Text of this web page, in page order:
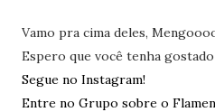
Vamo pra cima deles,
Espero que você tenha
Segue no Instagram!
Entre no Grupo sobre o